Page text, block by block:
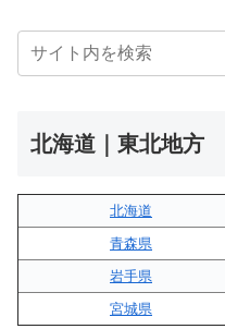
北海道｜東北地方
北海道
青森県
岩手県
宮城県